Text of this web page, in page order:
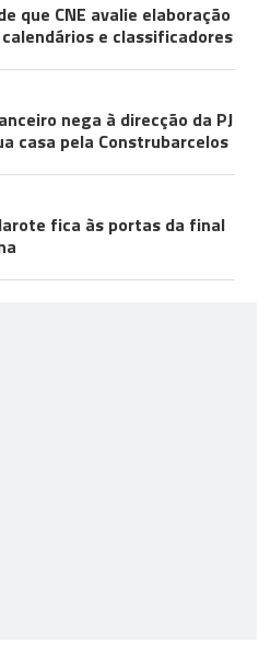
que CNE avalie elaboração
e classificadores
nega à direcção da PJ
casa pela Construbarcelos
fica às portas da final